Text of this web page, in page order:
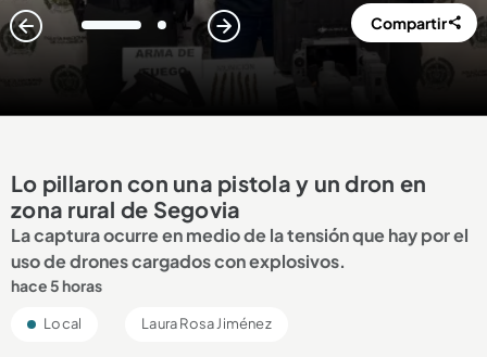
1 2 Compartir
Lo pillaron con una pistola y un dron en
zona rural de Segovia
La captura ocurre en medio de la tensión que hay por el
uso de drones cargados con explosivos.
hace 5 horas
Local Laura Rosa Jiménez